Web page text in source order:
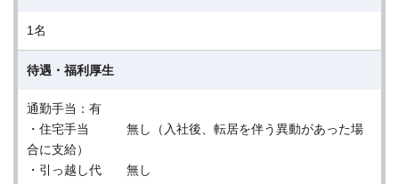
1名
待遇・福利厚生
通勤手当：有
・住宅手当 無し（入社後、転居を伴う異動があった場
合に支給）
・引っ越し代 無し